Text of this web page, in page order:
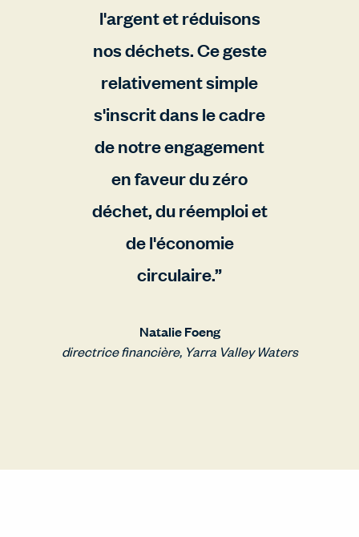
l'argent et réduisons
nos déchets. Ce geste
relativement simple
s'inscrit dans le cadre
de notre engagement
en faveur du zéro
déchet, du réemploi et
de l'économie
circulaire.
Natalie Foeng
directrice financière, Yarra Valley Waters